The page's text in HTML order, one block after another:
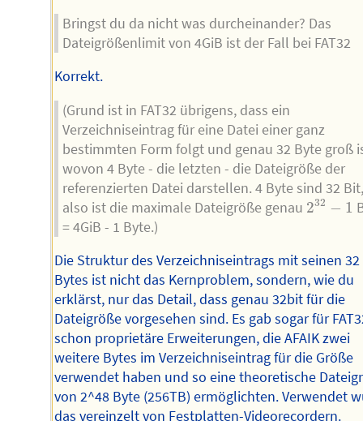
Bringst du da nicht was durcheinander? Das
Dateigrößenlimit von 4GiB ist der Fall bei FAT32
Korrekt.
(Grund ist in FAT32 übrigens, dass ein
Verzeichniseintrag für eine Datei einer ganz
bestimmten Form folgt und genau 32 Byte groß
wovon 4 Byte - die letzten - die Dateigröße der
referenzierten Datei darstellen. 4 Byte sind 32 Bit,
also ist die maximale Dateigröße genau 232 − 1
232−1
= 4GiB - 1 Byte.)
Die Struktur des Verzeichniseintrags mit seinen 32
Bytes ist nicht das Kernproblem, sondern, wie du
erklärst, nur das Detail, dass genau 32bit für die
Dateigröße vorgesehen sind. Es gab sogar für
schon proprietäre Erweiterungen, die AFAIK zwei
weitere Bytes im Verzeichniseintrag für die Größe
verwendet haben und so eine theoretische
von 2^48 Byte (256TB) ermöglichten. Verwendet
das vereinzelt von Festplatten-Videorecordern.